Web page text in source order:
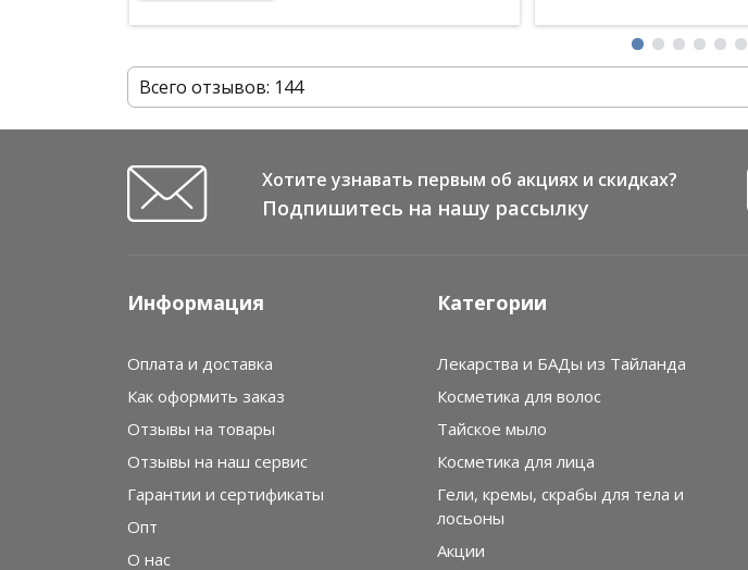
хорошо отчистил ножки, даже без станка. А
здоровые!!! Ну и ягоды годжи, чай пуэр, чай
кошачий глаз для почек. Все отличного качества
и на высшем уровне!!!
Всего отзывов: 144
Хотите узнавать первым об акциях и скидках?
Подпишитесь на нашу рассылку
Информация
Оплата и доставка
Как оформить заказ
Отзывы на товары
Отзывы на наш сервис
Гарантии и сертификаты
Опт
О нас
Категории
Лекарства и БАДы из Тайланда
Косметика для волос
Тайское мыло
Косметика для лица
Гели, кремы, скрабы для тела и
лосьоны
Акции